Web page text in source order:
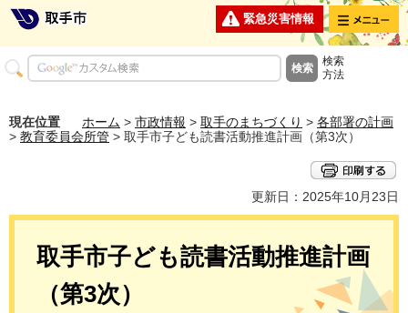
緊急災害情報 メニュー
検索
方法
現在位置 ホーム > 市政情報 > 取手のまちづくり > 各部署の計画
> 教育委員会所管 > 取手市子ども読書活動推進計画（第3次）
更新日：2025年10月23日
取手市子ども読書活動推進計画
（第3次）